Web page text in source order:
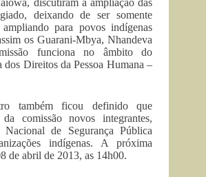
discutiram a ampliação das
deixando de ser somente
para povos indígenas
os Guarani-Mbya, Nhandeva
funciona no âmbito do
dos Direitos da Pessoa Humana –
também ficou definido que
comissão novos integrantes,
de Segurança Pública
indígenas. A próxima
de abril de 2013, as 14h00.